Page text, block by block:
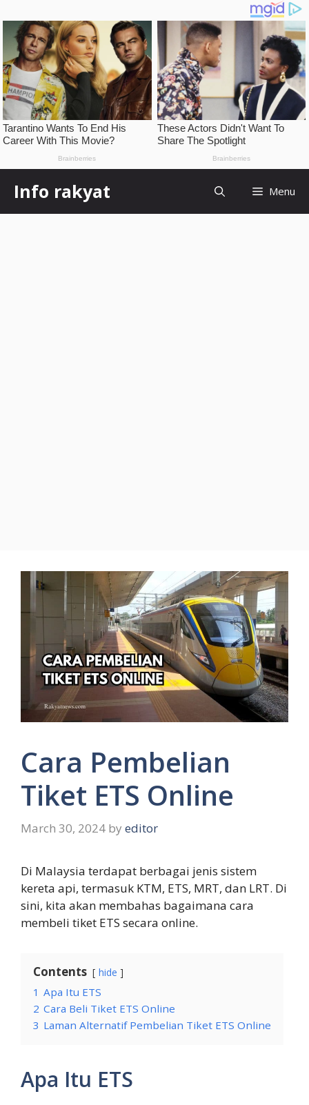
content
Info rakyat Menu
Cara Pembelian
Tiket ETS Online
March 30, 2024 by editor
Di Malaysia terdapat berbagai jenis sistem
kereta api, termasuk KTM, ETS, MRT, dan LRT. Di
sini, kita akan membahas bagaimana cara
membeli tiket ETS secara online.
Contents hide
1 Apa Itu ETS
2 Cara Beli Tiket ETS Online
3 Laman Alternatif Pembelian Tiket ETS Online
Apa Itu ETS